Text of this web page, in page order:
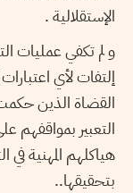
الإستقلالية .
و لم تكفي عمليات
إلتفات لأي
القضاة الذين
التعبير بمواقفهم
هياكلهم المهنية في
بتحقيقها..